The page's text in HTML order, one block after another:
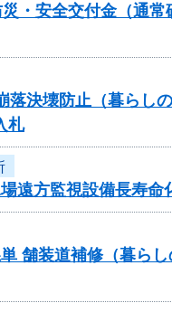
・安全交付金（通
落決壊防止（暮ら
札
遠方監視設備長寿命
舗装道補修（暮ら